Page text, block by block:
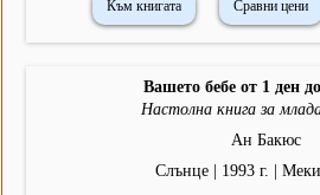
Към книгата Сравни цени
Вашето бебе от 1 ден
Настолна книга за
Ан Бакюс
Слънце | 1993 г. |